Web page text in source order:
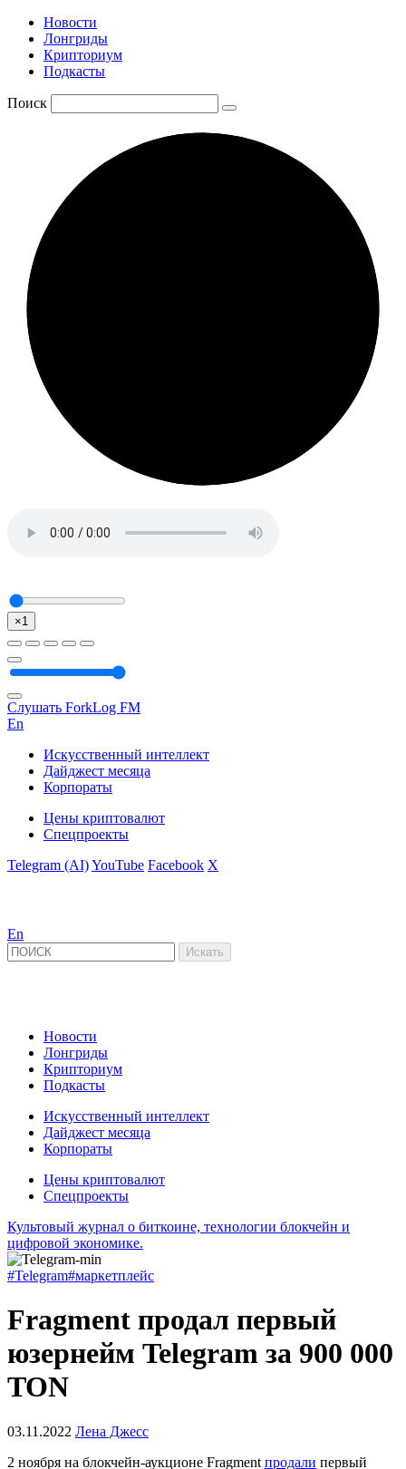
Новости
Лонгриды
Крипториум
Подкасты
Поиск
×1
Слушать ForkLog FM
En
Искусственный интеллект
Дайджест месяца
Корпораты
Цены криптовалют
Спецпроекты
Telegram (AI)YouTube Facebook X
En
Новости
Лонгриды
Крипториум
Подкасты
Искусственный интеллект
Дайджест месяца
Корпораты
Цены криптовалют
Спецпроекты
Культовый журнал о биткоине, технологии блокчейн и
цифровой экономике.
#Telegram#маркетплейс
Fragment продал первый
юзернейм Telegram за 900 000
TON
03.11.2022 Лена Джесс
2 ноября на блокчейн-аукционе Fragment продали первый